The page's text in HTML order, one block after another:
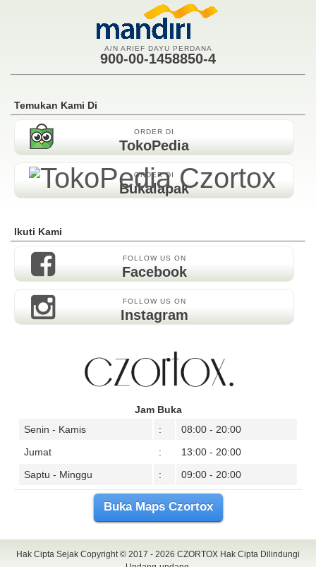
A/N ARIEF DAYU PERDANA
900-00-1458850-4
Temukan Kami Di
ORDER DI
TokoPedia
ORDER DI
Bukalapak
Ikuti Kami
FOLLOW US ON
Facebook
FOLLOW US ON
Instagram
Jam Buka
Senin - Kamis
:
08:00 - 20:00
Jumat
:
13:00 - 20:00
Saptu - Minggu
: 09:00 - 20:00
Buka Maps Czortox
Hak Cipta Sejak Copyright © 2017 - 2026 CZORTOX Hak Cipta Dilindungi